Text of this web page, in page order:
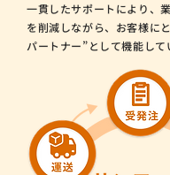
一貫したサポートにより、
を削減しながら、お客様に
パートナー”として機能して